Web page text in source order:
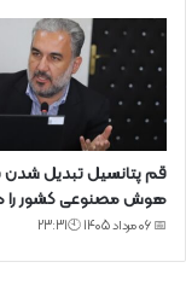
قم پتانسیل تبدیل
هوش مصنوعی کشور را
📅 06 مرداد 1405 🕙23:31